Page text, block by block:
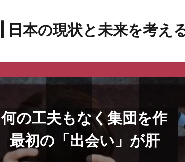
工夫もなく集団を作
初の「出会い」が肝